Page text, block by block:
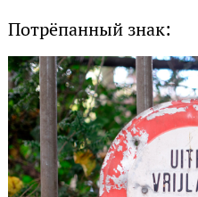
Потрёпанный знак: